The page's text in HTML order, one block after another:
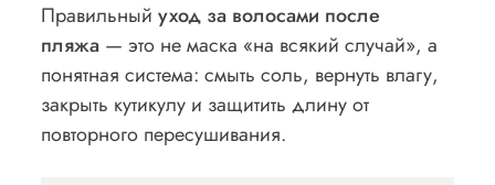
Правильныйуход за волосами после
пляжа — это не маска «на всякий случай», а
понятная система: смыть соль, вернуть влагу,
закрыть кутикулу и защитить длину от
повторного пересушивания.